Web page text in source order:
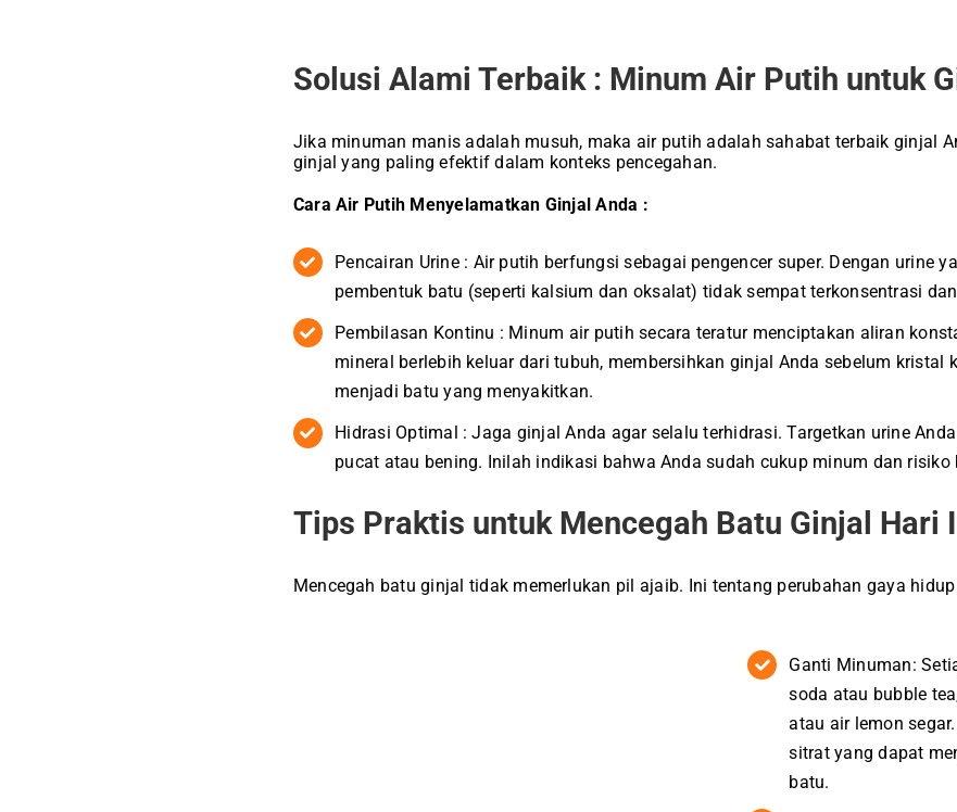
Solusi Alami Terbaik : Minum Air Putih untuk
Jika minuman manis adalah musuh, maka air putih adalah sahabat terbaik ginjal
ginjal yang paling efektif dalam konteks pencegahan.
Cara Air Putih Menyelamatkan Ginjal Anda :
Pencairan Urine : Air putih berfungsi sebagai pengencer super. Dengan urine
pembentuk batu (seperti kalsium dan oksalat) tidak sempat terkonsentrasi
Pembilasan Kontinu : Minum air putih secara teratur menciptakan aliran
mineral berlebih keluar dari tubuh, membersihkan ginjal Anda sebelum kristal
menjadi batu yang menyakitkan.
Hidrasi Optimal : Jaga ginjal Anda agar selalu terhidrasi. Targetkan urine
pucat atau bening. Inilah indikasi bahwa Anda sudah cukup minum dan risiko
Tips Praktis untuk Mencegah Batu Ginjal Hari
Mencegah batu ginjal tidak memerlukan pil ajaib. Ini tentang perubahan gaya
Ganti Minuman:
soda atau bubble
atau air lemon
sitrat yang dapat
batu.